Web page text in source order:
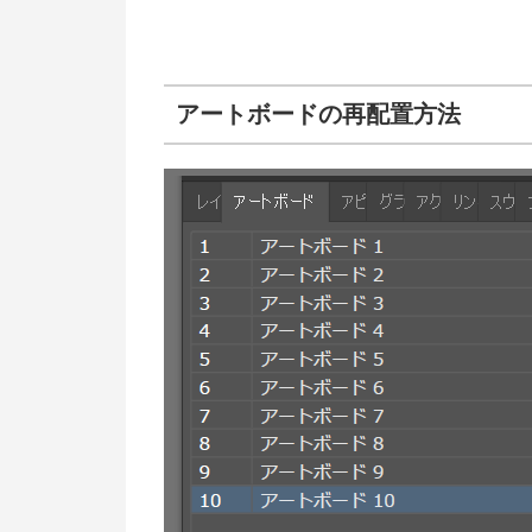
アートボードの再配置方法